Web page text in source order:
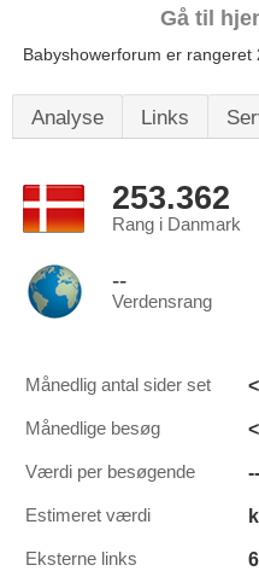
Gå til
Babyshowerforum er rangeret
Analyse Links
253.362
Rang i Danmark
--
Verdensrang
Månedlig antal sider set
Månedlige besøg
Værdi per besøgende --
Estimeret værdi
Eksterne links 6